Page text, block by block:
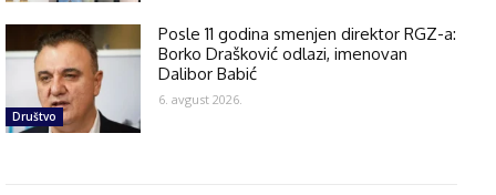
Društvo
Posle 11 godina smenjen direktor RGZ-a:
Borko Drašković odlazi, imenovan
Dalibor Babić
6. avgust 2026.